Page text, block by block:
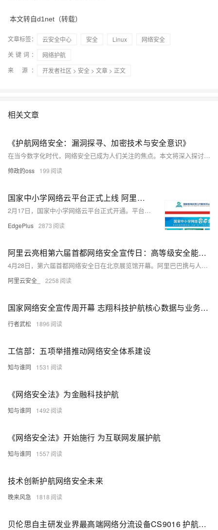
本文转自d1net（转载）
文章标签： 云安全中心 安全 Linux
网络安全
关键词：
网络护航
来 源：
开发者社区 > 安全 > 文章 > 正文
相关文章
《护航网络安全：漏洞探寻、加密技术与安全意识》
在当今数字化时代，网络安全已成为人们关注的焦点。本文将深入探讨网络安全漏洞的危害、加密技术的重要性以及如何提升个人和组织的安全意识，助您建立更坚实的网络安全防线。
帅政的oss 199
国家中小学网络云平台正式上线 阿里云全力护航
2月17日，国家中小学网络云平台正式开通。平台整合优质教育资源，免费供各地自主使用，为全国近1.8亿中小学生提供在线课堂服务，最大限度减少疫情对教育教学的影响。而在云上课堂的背后，是由阿里云提供云计算资源与技术支撑。
EdgePlus 2873
阿里云亮相第六届首都网络安全宣传日：高等级安全能力护航数字生活
4月28日，第六届首都网络安全日在北京展览馆开幕。阿里巴巴携与人们生活息息相关的安全产品和技术亮相。阿里云向与会者展示分享了基于保障阿里经济体沉淀的高等级安全能力。国家互联网信息办公室、工业和信息化部、公安部、国家保密局、北京市公安局等领导莅临展台参观。
阿里云安全_ 2258
国家网络安全宣传周开幕 志翔科技护航核心数据与业务安全
行者武松 1896
工信部：五项举措推动网络安全体系建设
知与谁同 1531
《网络安全法》为金融科技护航
知与谁同 1492
《网络安全法》开始施行 为互联网发展护航
知与谁同 1557
技术创新护航网络安全未来
晚来风急 1818
贝伦思自主研发业界最高端网络分流设备CS9016 护航网络安全